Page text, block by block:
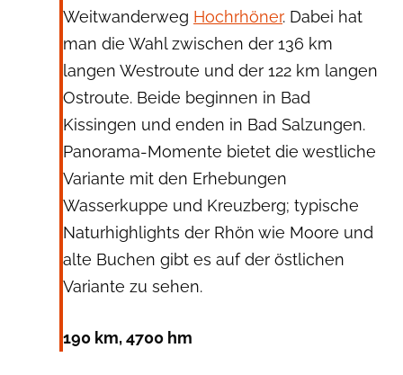
Weitwanderweg Hochrhöner. Dabei hat
man die Wahl zwischen der 136 km
langen Westroute und der 122 km langen
Ostroute. Beide beginnen in Bad
Kissingen und enden in Bad Salzungen.
Panorama-Momente bietet die westliche
Variante mit den Erhebungen
Wasserkuppe und Kreuzberg; typische
Naturhighlights der Rhön wie Moore und
alte Buchen gibt es auf der östlichen
Variante zu sehen.
190 km, 4700 hm